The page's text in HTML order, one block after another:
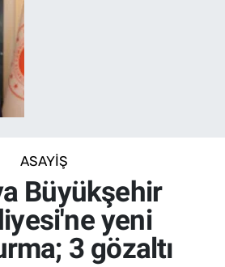
ASAYIŞ
Büyükşehir
yeni
3 gözaltı